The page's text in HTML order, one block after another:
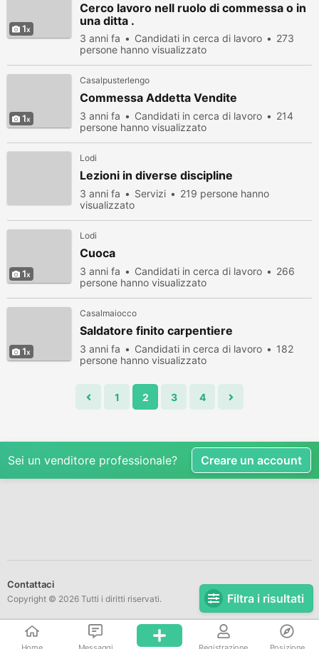
Filtra i risultati
1
Cerco lavoro nell ruolo di commessa o in
una ditta .
3 anni fa Candidati in cerca di lavoro
273
persone hanno visualizzato
1
Casalpusterlengo
Commessa Addetta Vendite
3 anni fa Candidati in cerca di lavoro
214
persone hanno visualizzato
Lodi
Lezioni in diverse discipline
3 anni fa Servizi
219 persone hanno
visualizzato
1
Lodi
Cuoca
3 anni fa Candidati in cerca di lavoro
266
persone hanno visualizzato
1
Casalmaiocco
Saldatore finito carpentiere
3 anni fa Candidati in cerca di lavoro
182
persone hanno visualizzato
1 2 3 4
Sei un venditore professionale? Creare un account
Contattaci
Copyright © 2026 Tutti i diritti riservati.